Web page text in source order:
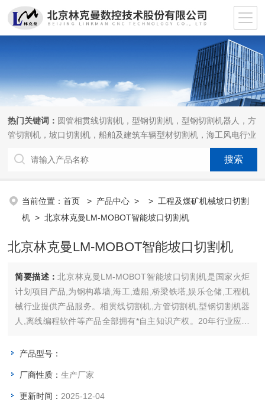
热门关键词： 圆管相贯线切割机，型钢切割机，型钢切割机器人，方
管切割机，坡口切割机，船舶及建筑车辆型材切割机，海工风电行业
当前位置：首页 > 产品中心 > > 工程及煤矿机械坡口切割
机 > 北京林克曼LM-MOBOT智能坡口切割机
北京林克曼LM-MOBOT智能坡口切割机
简要描述：北京林克曼LM-MOBOT智能坡口切割机是国家火炬
计划项目产品,为钢构幕墙,海工,造船,桥梁铁塔,娱乐仓储,工程机
械行业提供产品服务。相贯线切割机,方管切割机,型钢切割机器
人,离线编程软件等产品全部拥有*自主知识产权。20年行业应用
车站、机场航站楼、广播电视塔、会展中心体育场馆、城市广场
产品型号：
厂商性质：生产厂家
更新时间： 2025-12-04